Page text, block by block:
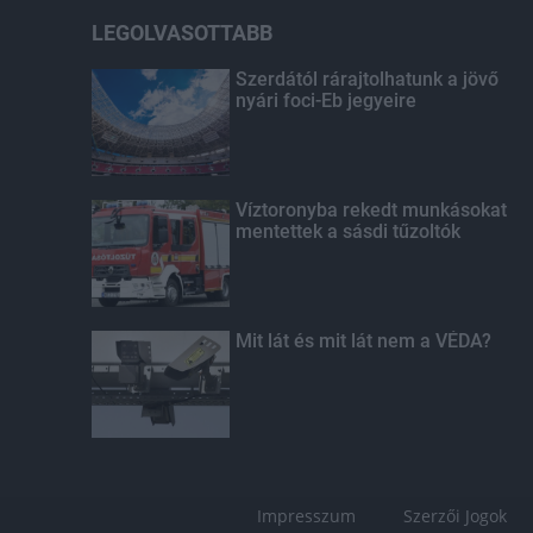
LEGOLVASOTTABB
Szerdától rárajtolhatunk a jövő
nyári foci-Eb jegyeire
Víztoronyba rekedt munkásokat
mentettek a sásdi tűzoltók
Mit lát és mit lát nem a VÉDA?
Impresszum Szerzői Jogok